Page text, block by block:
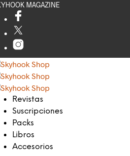
MAGAZINE
Revistas
Suscripciones
Packs
Libros
Accesorios